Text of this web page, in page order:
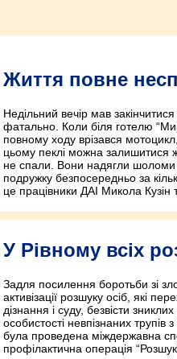
Життя повне
Недільний вечір мав
фатально. Коли біля готелю
повному ходу врізався
цьому пеклі можна залишитися
не спали. Вони надягли шоломи
подружку безпосередньо за
це працівники ДАІ Микола
У Рівному всіх
Задля посилення боротьби зі
активізації розшуку осіб, які
дізнання і суду, безвісти
особистості невпізнаних
була проведена міждержавна
профілактична операція